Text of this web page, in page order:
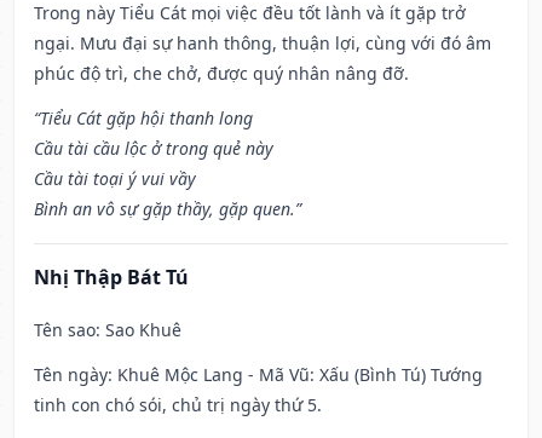
Trong này Tiểu Cát mọi việc đều tốt lành và ít gặp trở
ngại. Mưu đại sự hanh thông, thuận lợi, cùng với đó âm
phúc độ trì, che chở, được quý nhân nâng đỡ.
“Tiểu Cát gặp hội thanh long
Cầu tài cầu lộc ở trong quẻ này
Cầu tài toại ý vui vầy
Bình an vô sự gặp thầy, gặp quen.”
Nhị Thập Bát Tú
Tên sao: Sao Khuê
Tên ngày: Khuê Mộc Lang - Mã Vũ: Xấu (Bình Tú) Tướng
tinh con chó sói, chủ trị ngày thứ 5.